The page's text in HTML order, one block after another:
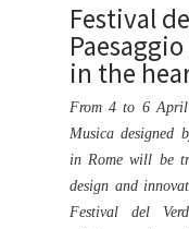
Festival
in the
From 4 to 6 April
Musica designed
in Rome will be
design and
Festival del